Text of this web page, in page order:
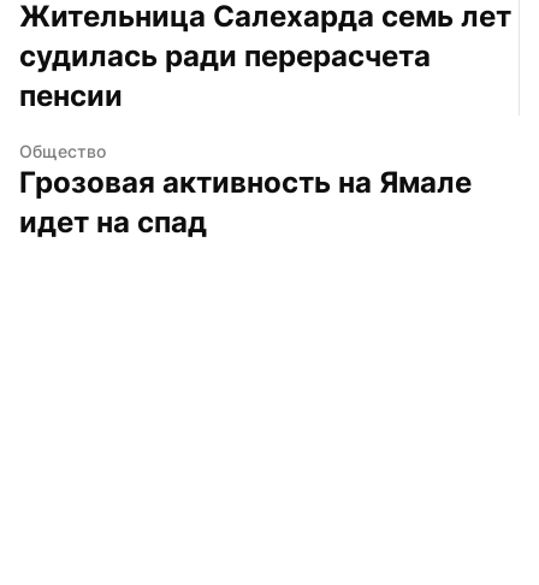
Жительница Салехарда семь лет
судилась ради перерасчета
пенсии
Общество
Грозовая активность на Ямале
идет на спад